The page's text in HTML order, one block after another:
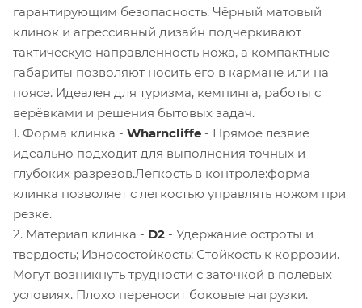
гарантирующим безопасность. Чёрный матовый
клинок и агрессивный дизайн подчеркивают
тактическую направленность ножа, а компактные
габариты позволяют носить его в кармане или на
поясе. Идеален для туризма, кемпинга, работы с
верёвками и решения бытовых задач.
1. Форма клинка - Wharncliffe - Прямое лезвие
идеально подходит для выполнения точных и
глубоких разрезов.Легкость в контроле:форма
клинка позволяет с легкостью управлять ножом при
резке.
2. Материал клинка - D2 - Удержание остроты и
твердость; Износостойкость; Стойкость к коррозии.
Могут возникнуть трудности с заточкой в полевых
условиях. Плохо переносит боковые нагрузки.